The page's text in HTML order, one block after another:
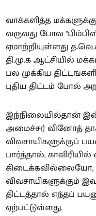
வாக்களித்த
வருவது போல
ஏமாற்றியுள்ளது
தி.மு.க ஆட்சியில்
பல முக்கிய
புதிய திட்டம் போல்
இந்நிலையில்தான்
அமைச்சர் வினோத்
விவசாயிகளுக்குப்
பார்த்தால்,
விவசாயிகளுக்கும்
திட்டத்தால் எந்தப்
ஏற்பட்டுள்ளது.